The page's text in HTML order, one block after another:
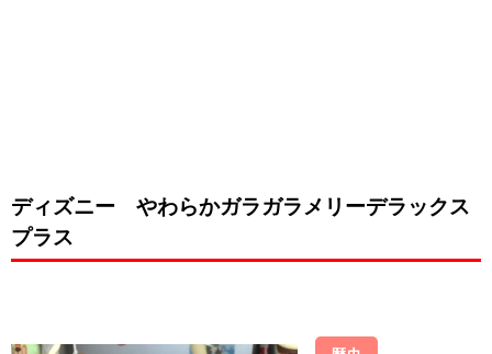
ディズニー やわらかガラガラメリーデラックス
プラス